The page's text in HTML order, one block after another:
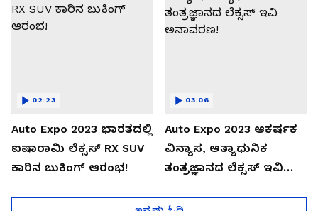
Auto Expo 2023 ಭಾರತದಲ್ಲಿ
ಐಷಾರಾಮಿ ಲೆಕ್ಸಸ್ RX SUV
ಕಾರಿನ ಬುಕಿಂಗ್ ಆರಂಭ!
02:23
Auto Expo 2023 ಆಕರ್ಷಕ
ವಿನ್ಯಾಸ, ಅತ್ಯಾಧುನಿಕ
ತಂತ್ರಜ್ಞಾನದ ಲೆಕ್ಸಸ್ ಇವಿ
03:06